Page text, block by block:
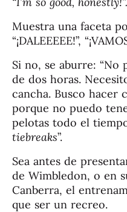
Muestra una faceta
“¡DALEEEEE!”,
Si no, se aburre: “No
de dos horas.
cancha. Busco hacer
porque no puedo
pelotas todo el
tiebreaks”.
Sea antes de
de Wimbledon, o en
Canberra, el
que ser un recreo.